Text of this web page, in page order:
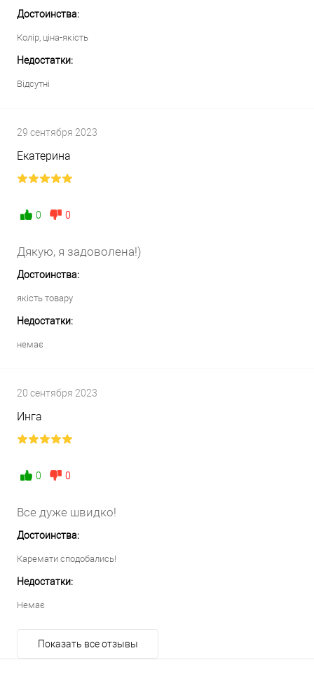
Достоинства:
Колір, ціна-якість
Недостатки:
Відсутні
29 сентября 2023
Екатерина
0 0
Дякую, я задоволена!)
Достоинства:
якість товару
Недостатки:
немає
20 сентября 2023
Инга
0 0
Все дуже швидко!
Достоинства:
Каремати сподобались!
Недостатки:
Немає
Показать все отзывы